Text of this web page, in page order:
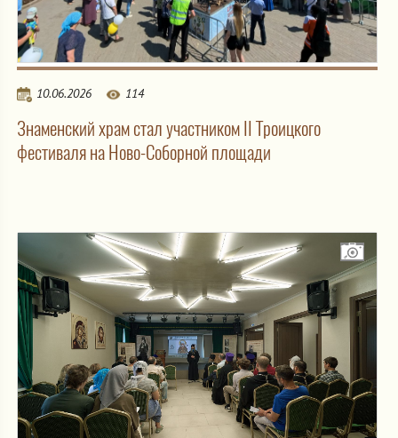
10.06.2026 114
Знаменский храм стал участником II Троицкого
фестиваля на Ново-Соборной площади